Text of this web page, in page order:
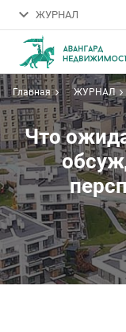
ЖУРНАЛ
Главная ЖУРНАЛ
Что